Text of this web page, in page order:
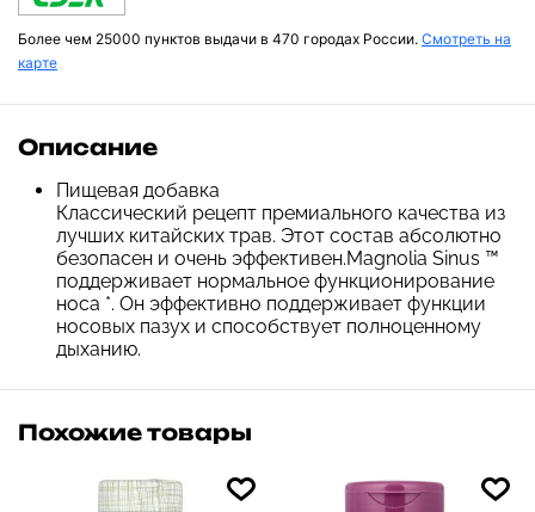
Более чем 25000 пунктов выдачи в 470 городах России. Смотреть на
карте
Описание
Пищевая добавка
Классический рецепт премиального качества из
лучших китайских трав. Этот состав абсолютно
безопасен и очень эффективен.Magnolia Sinus ™
поддерживает нормальное функционирование
носа *. Он эффективно поддерживает функции
носовых пазух и способствует полноценному
дыханию.
Похожие товары